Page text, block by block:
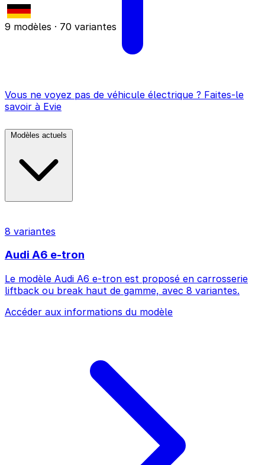
9 modèles · 70 variantes
Vous ne voyez pas de véhicule électrique ? Faites-le
savoir à Evie
Modèles actuels
8 variantes
Audi A6 e-tron
Le modèle Audi A6 e-tron est proposé en carrosserie
liftback ou break haut de gamme, avec 8 variantes.
Accéder aux informations du modèle